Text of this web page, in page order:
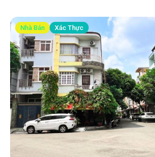
Nhà Bán Xác Thực